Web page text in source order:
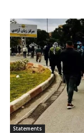
Statements